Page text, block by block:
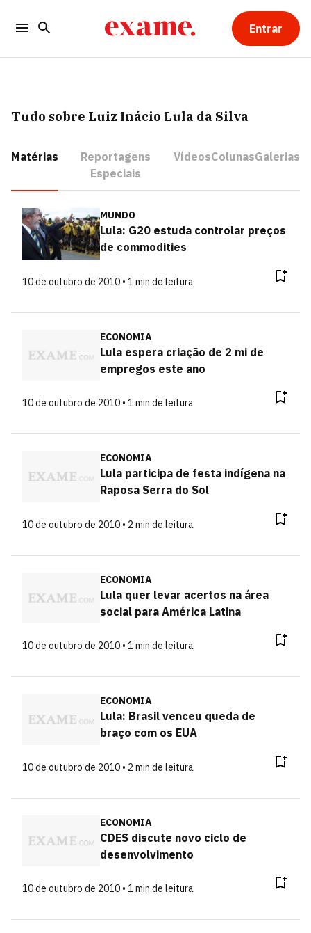
Entrar
Tudo sobre Luiz Inácio Lula da Silva
Matérias
Reportagens
Especiais
VídeosColunasGalerias
MUNDO
Lula: G20 estuda controlar preços
de commodities
10 de outubro de 2010 • 1 min de leitura
ECONOMIA
Lula espera criação de 2 mi de
empregos este ano
10 de outubro de 2010 • 1 min de leitura
ECONOMIA
Lula participa de festa indígena na
Raposa Serra do Sol
10 de outubro de 2010 • 2 min de leitura
ECONOMIA
Lula quer levar acertos na área
social para América Latina
10 de outubro de 2010 • 1 min de leitura
ECONOMIA
Lula: Brasil venceu queda de
braço com os EUA
10 de outubro de 2010 • 2 min de leitura
ECONOMIA
CDES discute novo ciclo de
desenvolvimento
10 de outubro de 2010 • 1 min de leitura